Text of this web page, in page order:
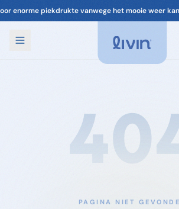
enorme piekdrukte vanwege het mooie weer
PAGINA NIET